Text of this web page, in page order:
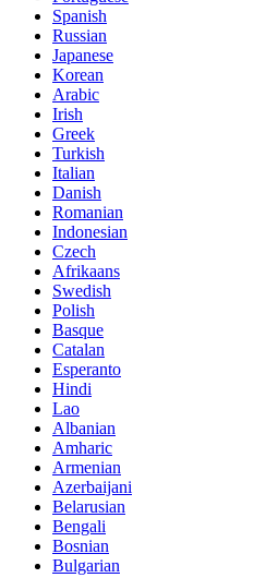
Spanish
Russian
Japanese
Korean
Arabic
Irish
Greek
Turkish
Italian
Danish
Romanian
Indonesian
Czech
Afrikaans
Swedish
Polish
Basque
Catalan
Esperanto
Hindi
Lao
Albanian
Amharic
Armenian
Azerbaijani
Belarusian
Bengali
Bosnian
Bulgarian